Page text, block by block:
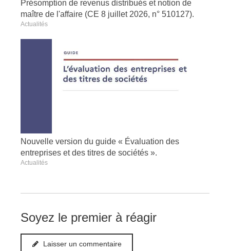
Présomption de revenus distribués et notion de
maître de l'affaire (CE 8 juillet 2026, n° 510127).
Actualités
Nouvelle version du guide « Évaluation des
entreprises et des titres de sociétés ».
Actualités
Soyez le premier à réagir
Laisser un commentaire